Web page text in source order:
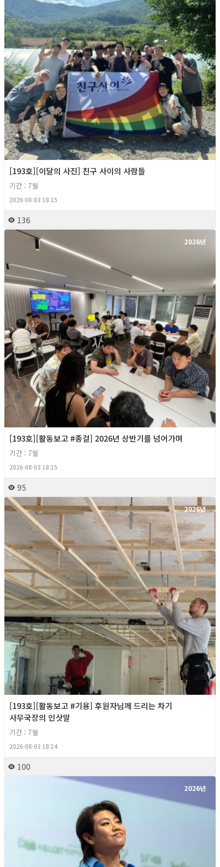
[193호][이달의 사진] 친구 사이의 사람들
기간 : 7월
2026-08-03 18:15
136
2026년
[193호][활동보고 #종걸] 2026년 상반기를 넘어가며
기간 : 7월
2026-08-03 18:15
95
2026년
[193호][활동보고 #기용] 후원자님께 드리는 차기
사무국장의 인삿말
기간 : 7월
2026-08-03 18:14
100
2026년